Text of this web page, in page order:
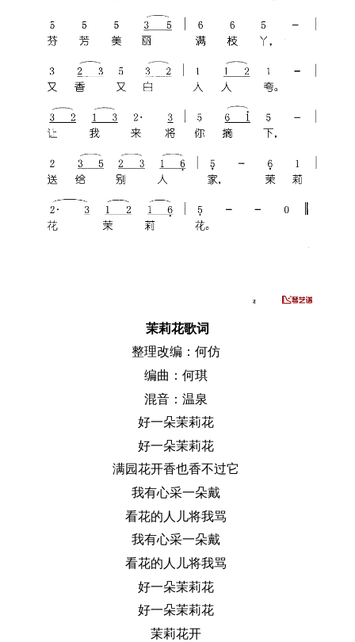
茉莉花歌词
整理改编：何仿
编曲：何琪
混音：温泉
好一朵茉莉花
好一朵茉莉花
满园花开香也香不过它
我有心采一朵戴
看花的人儿将我骂
我有心采一朵戴
看花的人儿将我骂
好一朵茉莉花
好一朵茉莉花
茉莉花开